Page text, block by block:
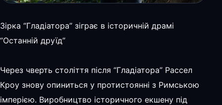
Зірка “Гладіатора” зіграє в історичній драмі
“Останній друїд”
Через чверть століття після “Гладіатора” Рассел
Кроу знову опиниться у протистоянні з Римською
імперією. Виробництво історичного екшену під